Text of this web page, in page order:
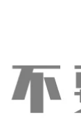
201,000
Giấy dính Benyida
Green Mara Băng
nhỏ Băng dính màu